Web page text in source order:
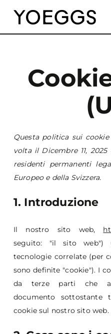
Questa politica sui
volta il Dicembre 11,
residenti permanenti
Europeo e della Svizzera.
1. Introduzione
Il nostro sito web,
seguito: "il sito
tecnologie correlate (per
sono definite "cookie"). I
da terze parti che
documento sottostante
cookie sul nostro sito web.